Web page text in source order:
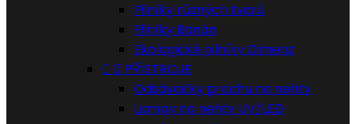
Pilníky různých tvarů
Pilníky Banán
Ekologické pilníky Dimenz
  PŘÍSTROJE
Odsávačky prachu na nehty
Lampy na nehty UV/LED